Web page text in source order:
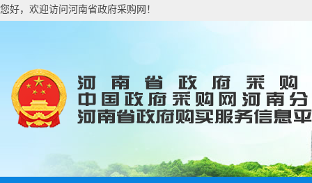
您好，欢迎访问河南省政府采购网！